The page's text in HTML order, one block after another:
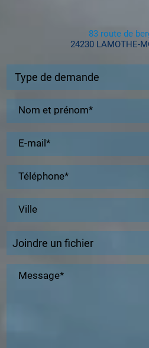
83 route de
24230 LAMOTHE-
Nom et prénom*
E-mail*
Téléphone*
Ville
Joindre un fichier
Message*